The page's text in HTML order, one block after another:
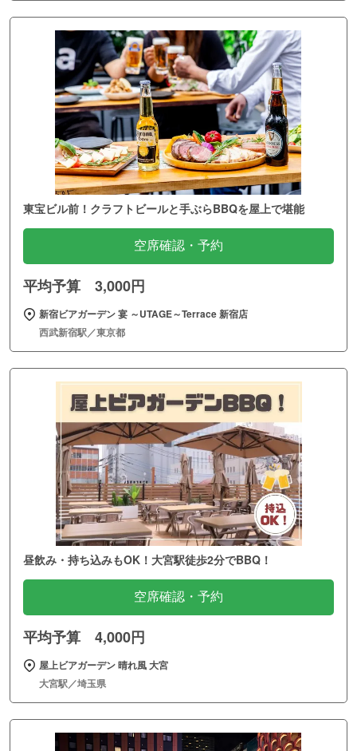
東宝ビル前！クラフトビールと手ぶらBBQを屋上で堪能
空席確認・予約
平均予算 3,000円
新宿ビアガーデン 宴 ～UTAGE～Terrace 新宿店
西武新宿駅／東京都
昼飲み・持ち込みもOK！大宮駅徒歩2分でBBQ！
空席確認・予約
平均予算 4,000円
屋上ビアガーデン 晴れ風 大宮
大宮駅／埼玉県